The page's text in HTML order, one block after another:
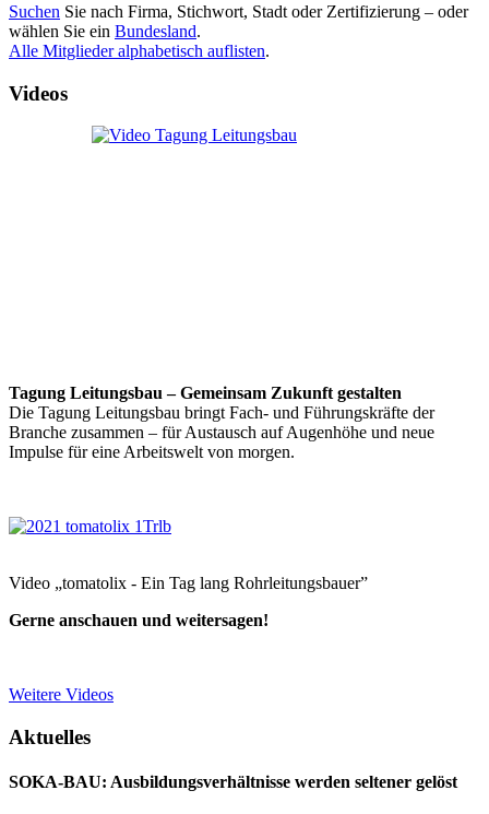
Suchen Sie nach Firma, Stichwort, Stadt oder Zertifizierung – oder
wählen Sie ein Bundesland.
Alle Mitglieder alphabetisch auflisten.
Videos
Tagung Leitungsbau – Gemeinsam Zukunft gestalten
Die Tagung Leitungsbau bringt Fach- und Führungskräfte der
Branche zusammen – für Austausch auf Augenhöhe und neue
Impulse für eine Arbeitswelt von morgen.
Video „tomatolix - Ein Tag lang Rohrleitungsbauer”
Gerne anschauen und weitersagen!
Weitere Videos
Aktuelles
SOKA-BAU: Ausbildungsverhältnisse werden seltener gelöst